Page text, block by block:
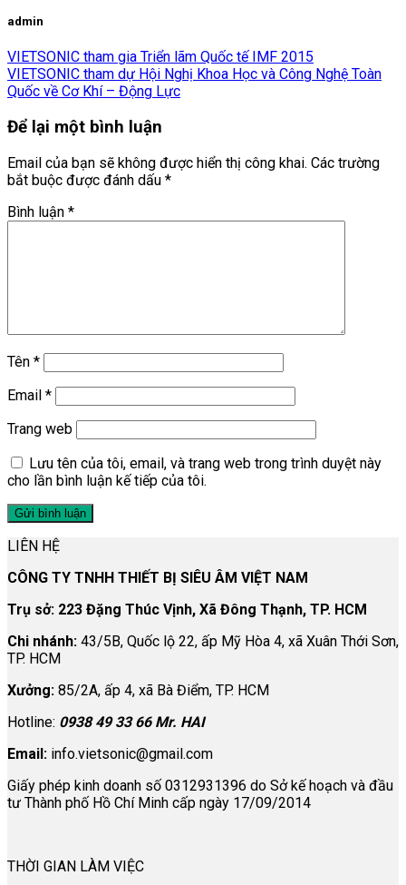
admin
VIETSONIC tham gia Triển lãm Quốc tế IMF 2015
VIETSONIC tham dự Hội Nghị Khoa Học và Công Nghệ Toàn
Quốc về Cơ Khí – Động Lực
Để lại một bình luận
Email của bạn sẽ không được hiển thị công khai. Các trường
bắt buộc được đánh dấu *
Bình luận *
Tên *
Email *
Trang web
Lưu tên của tôi, email, và trang web trong trình duyệt này
cho lần bình luận kế tiếp của tôi.
LIÊN HỆ
CÔNG TY TNHH THIẾT BỊ SIÊU ÂM VIỆT NAM
Trụ sở: 223 Đặng Thúc Vịnh, Xã Đông Thạnh, TP. HCM
Chi nhánh: 43/5B, Quốc lộ 22, ấp Mỹ Hòa 4, xã Xuân Thới Sơn,
TP. HCM
Xưởng: 85/2A, ấp 4, xã Bà Điểm, TP. HCM
Hotline: 0938 49 33 66 Mr. HAI
Email: info.vietsonic@gmail.com
Giấy phép kinh doanh số 0312931396 do Sở kế hoạch và đầu
tư Thành phố Hồ Chí Minh cấp ngày 17/09/2014
THỜI GIAN LÀM VIỆC